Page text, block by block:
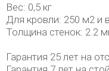
Вес: 0,5 кг
Для кровли: 250 м2 и
Толщина стенок: 2.2
Гарантия 25 лет на